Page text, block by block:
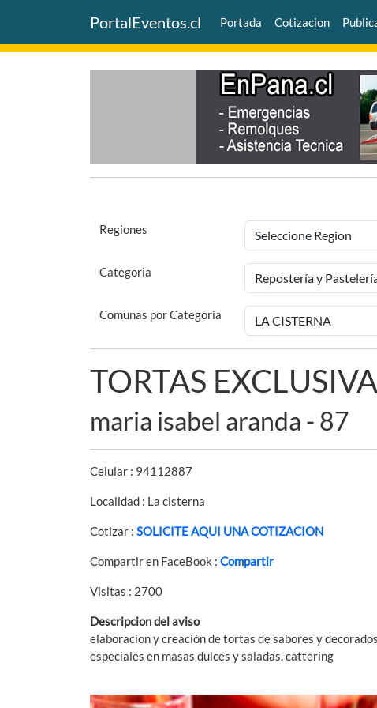
PortalEventos.cl Portada Cotizacion
Regiones
Categoria
Comunas por Categoria
TORTAS
maria isabel aranda - 87
Celular : 94112887
Localidad : La cisterna
Cotizar : SOLICITE AQUI UNA COTIZACION
Compartir en FaceBook : Compartir
Visitas : 2700
Descripcion del aviso
elaboracion y creación de tortas de sabores y
especiales en masas dulces y saladas. cattering